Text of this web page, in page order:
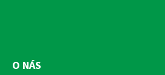
O NÁS